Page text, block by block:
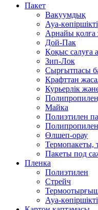
Пакет
Вакуумдық
Ауа-көпіршікті
Арнайы қолға
Дой-Пак
Қоқыс салуға
Зип-Лок
Сырғытпасы
Крафттан
Курьерлік
Майка
Полиэтилен
Өлшеп-орау
Термопакеты,
Пакеты под
Пленка
Полиэтилен
Стрейч
Ауа-көпіршікті